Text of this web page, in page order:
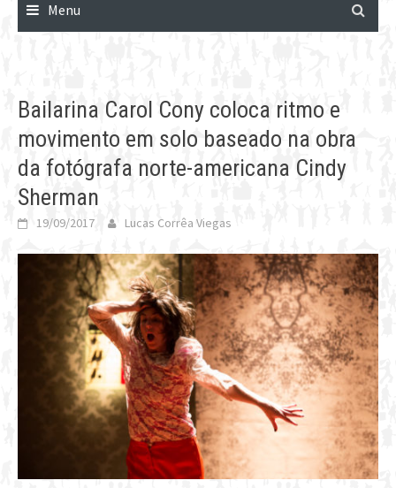
Menu
Bailarina Carol Cony coloca ritmo e
movimento em solo baseado na obra
da fotógrafa norte-americana Cindy
Sherman
19/09/2017 Lucas Corrêa Viegas